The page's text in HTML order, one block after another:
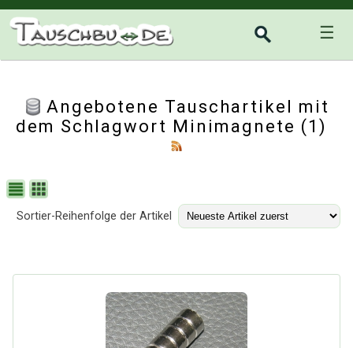
☰
Angebotene Tauschartikel mit
dem Schlagwort Minimagnete (1)
Sortier-Reihenfolge der Artikel